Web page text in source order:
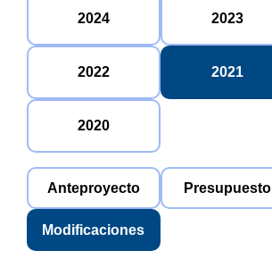
2024 2023
2022 2021
2020
Anteproyecto Presupuesto
Modificaciones